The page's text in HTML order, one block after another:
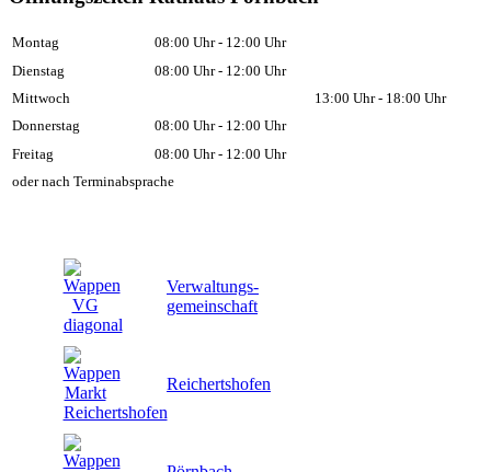
Montag
08:00 Uhr - 12:00 Uhr
Dienstag
08:00 Uhr - 12:00 Uhr
Mittwoch
13:00 Uhr - 18:00 Uhr
Donnerstag
08:00 Uhr - 12:00 Uhr
Freitag
08:00 Uhr - 12:00 Uhr
oder nach Terminabsprache
Verwaltungs-
gemeinschaft
Reichertshofen